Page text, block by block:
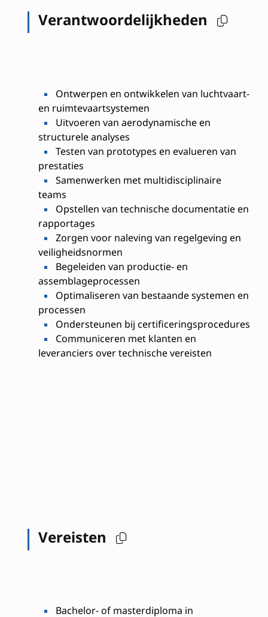
Verantwoordelijkheden
Ontwerpen en ontwikkelen van luchtvaart-
en ruimtevaartsystemen
Uitvoeren van aerodynamische en
structurele analyses
Testen van prototypes en evalueren van
prestaties
Samenwerken met multidisciplinaire
teams
Opstellen van technische documentatie en
rapportages
Zorgen voor naleving van regelgeving en
veiligheidsnormen
Begeleiden van productie- en
assemblageprocessen
Optimaliseren van bestaande systemen en
processen
Ondersteunen bij certificeringsprocedures
Communiceren met klanten en
leveranciers over technische vereisten
Vereisten
Bachelor- of masterdiploma in